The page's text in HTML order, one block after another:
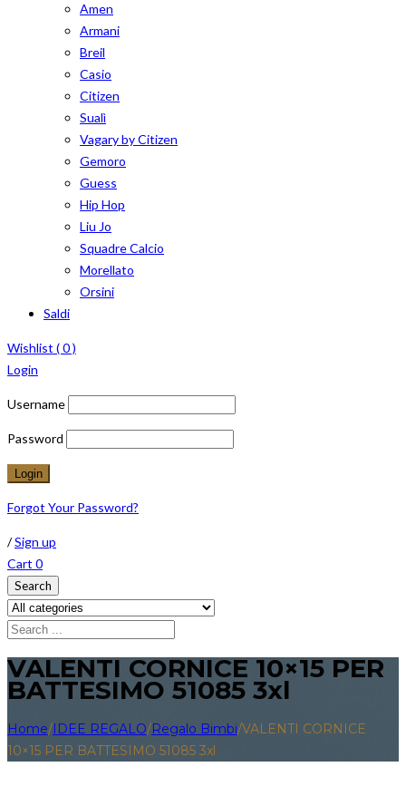
Amen
Armani
Breil
Casio
Citizen
Sualì
Vagary by Citizen
Gemoro
Guess
Hip Hop
Liu Jo
Squadre Calcio
Morellato
Orsini
Saldi
Wishlist (0)
Login
Username
Password
Forgot Your Password?
/Sign up
Cart 0
Search
VALENTI CORNICE 10×15 PER
BATTESIMO 51085 3xl
Home/IDEE REGALO/Regalo Bimbi/VALENTI CORNICE
10×15 PER BATTESIMO 51085 3xl